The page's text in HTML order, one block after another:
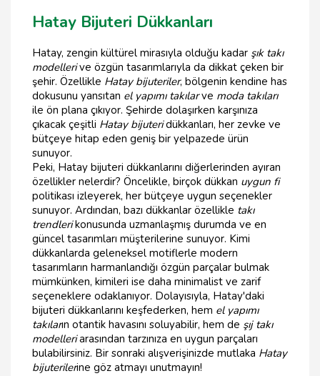
Hatay Bijuteri Dükkanları
Hatay, zengin kültürel mirasıyla olduğu kadar şık takı
modellerive özgün tasarımlarıyla da dikkat çeken bir
şehir. Özellikle Hatay bijuteriler, bölgenin kendine has
dokusunu yansıtan el yapımı takılarve moda takıları
ile ön plana çıkıyor. Şehirde dolaşırken karşınıza
çıkacak çeşitli Hatay bijuteridükkanları, her zevke ve
bütçeye hitap eden geniş bir yelpazede ürün
sunuyor.
Peki, Hatay bijuteri dükkanlarını diğerlerinden ayıran
özellikler nelerdir? Öncelikle, birçok dükkan uygun fi
politikası izleyerek, her bütçeye uygun seçenekler
sunuyor. Ardından, bazı dükkanlar özellikle takı
trendlerikonusunda uzmanlaşmış durumda ve en
güncel tasarımları müşterilerine sunuyor. Kimi
dükkanlarda geleneksel motiflerle modern
tasarımların harmanlandığı özgün parçalar bulmak
mümkünken, kimileri ise daha minimalist ve zarif
seçeneklere odaklanıyor. Dolayısıyla, Hatay'daki
bijuteri dükkanlarını keşfederken, hem el yapımı
takıların otantik havasını soluyabilir, hem de şıj takı
modelleriarasından tarzınıza en uygun parçaları
bulabilirsiniz. Bir sonraki alışverişinizde mutlaka Hatay
bijuterilerine göz atmayı unutmayın!